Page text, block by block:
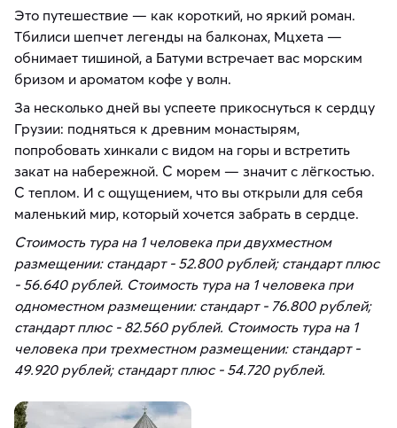
Это путешествие — как короткий, но яркий роман.
Тбилиси шепчет легенды на балконах, Мцхета —
обнимает тишиной, а Батуми встречает вас морским
бризом и ароматом кофе у волн.
За несколько дней вы успеете прикоснуться к сердцу
Грузии: подняться к древним монастырям,
попробовать хинкали с видом на горы и встретить
закат на набережной. С морем — значит с лёгкостью.
С теплом. И с ощущением, что вы открыли для себя
маленький мир, который хочется забрать в сердце.
Стоимость тура на 1 человека при двухместном
размещении: стандарт - 52.800 рублей; стандарт плюс
- 56.640 рублей. Стоимость тура на 1 человека при
одноместном размещении: стандарт - 76.800 рублей;
стандарт плюс - 82.560 рублей. Стоимость тура на 1
человека при трехместном размещении: стандарт -
49.920 рублей; стандарт плюс - 54.720 рублей.